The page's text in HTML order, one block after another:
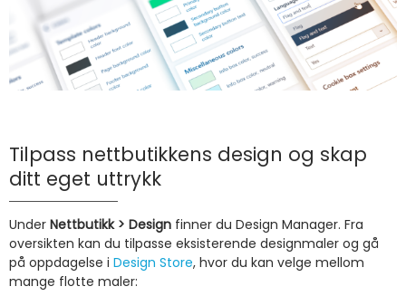
Tilpass nettbutikkens design og skap
ditt eget uttrykk
Under Nettbutikk > Design finner du Design Manager. Fra
oversikten kan du tilpasse eksisterende designmaler og gå
på oppdagelse i Design Store, hvor du kan velge mellom
mange flotte maler: